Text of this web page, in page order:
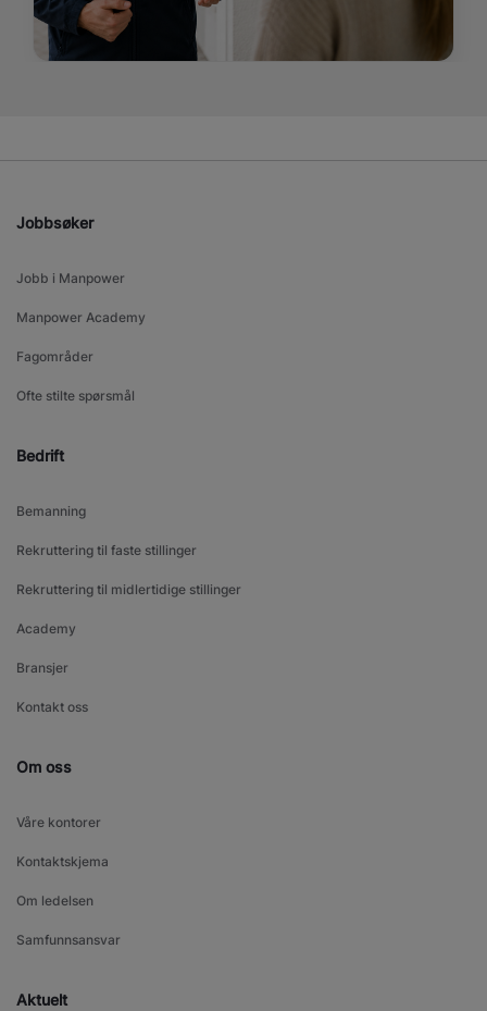
Jobbsøker
Jobb i Manpower
Manpower Academy
Fagområder
Ofte stilte spørsmål
Bedrift
Bemanning
Rekruttering til faste stillinger
Rekruttering til midlertidige stillinger
Academy
Bransjer
Kontakt oss
Om oss
Våre kontorer
Kontaktskjema
Om ledelsen
Samfunnsansvar
Aktuelt